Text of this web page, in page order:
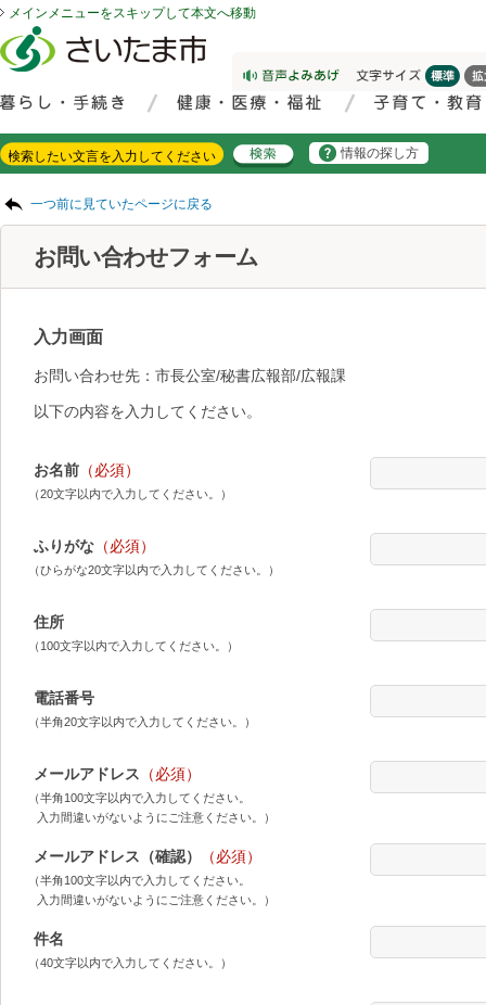
メインメニューをスキップして本文へ移動
情報の探し方
一つ前に見ていたページに戻る
お問い合わせフォーム
入力画面
お問い合わせ先：市長公室/秘書広報部/広報課
以下の内容を入力してください。
お名前 （必須）
（20文字以内で入力してください。）
ふりがな （必須）
（ひらがな20文字以内で入力してください。）
住所
（100文字以内で入力してください。）
電話番号
（半角20文字以内で入力してください。）
メールアドレス （必須）
（半角100文字以内で入力してください。
入力間違いがないようにご注意ください。）
メールアドレス（確認） （必須）
（半角100文字以内で入力してください。
入力間違いがないようにご注意ください。）
件名
（40文字以内で入力してください。）